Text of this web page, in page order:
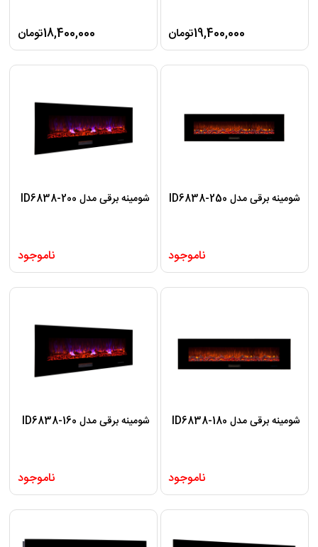
19,400,000تومان 18,400,000تومان
شومینه برقی مدل ID6838-250
ناموجود
شومینه برقی مدل ID6838-200
ناموجود
شومینه برقی مدل ID6838-180
ناموجود
شومینه برقی مدل ID6838-160
ناموجود